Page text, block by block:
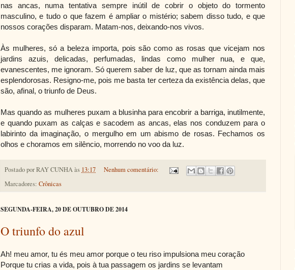
nas ancas, numa tentativa sempre inútil de cobrir o objeto do tormento
masculino, e tudo o que fazem é ampliar o mistério; sabem disso tudo, e que
nossos corações disparam. Matam-nos, deixando-nos vivos.
Às mulheres, só a beleza importa, pois são como as rosas que vicejam nos
jardins azuis, delicadas, perfumadas, lindas como mulher nua, e que,
evanescentes, me ignoram. Só querem saber de luz, que as tornam ainda mais
esplendorosas. Resigno-me, pois me basta ter certeza da existência delas, que
são, afinal, o triunfo de Deus.
Mas quando as mulheres puxam a blusinha para encobrir a barriga, inutilmente,
e quando puxam as calças e sacodem as ancas, elas nos conduzem para o
labirinto da imaginação, o mergulho em um abismo de rosas. Fechamos os
olhos e choramos em silêncio, morrendo no voo da luz.
Postado porRAY CUNHAàs 13:17
Nenhum comentário:
Marcadores: Crônicas
SEGUNDA-FEIRA, 20 DE OUTUBRO DE 2014
O triunfo do azul
Ah! meu amor, tu és meu amor porque o teu riso impulsiona meu coração
Porque tu crias a vida, pois à tua passagem os jardins se levantam